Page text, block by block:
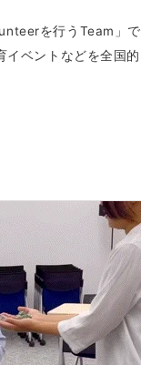
を行うTeam」で
ベントなどを全国的